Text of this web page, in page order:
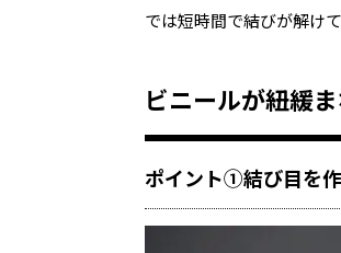
では短時間で結びが解け
ビニールが紐緩
ポイント①結び目を